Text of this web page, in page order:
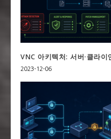
VNC 아키텍처: 서버·클라이
2023-12-06